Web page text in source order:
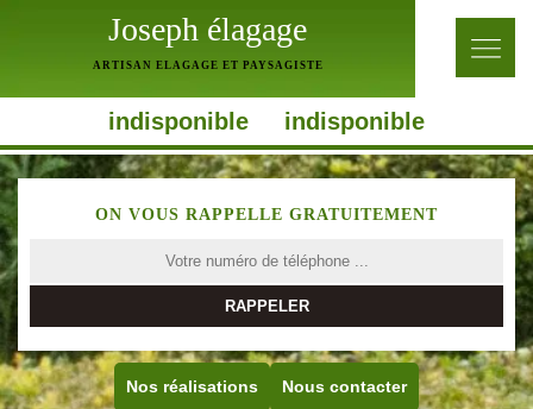
Joseph élagage
ARTISAN ELAGAGE ET PAYSAGISTE
indisponible indisponible
ON VOUS RAPPELLE GRATUITEMENT
Nos réalisations Nous contacter